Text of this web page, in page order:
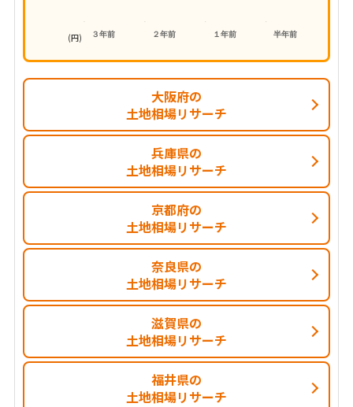
３年前 ２年前 １年前 半年前
(円)
大阪府の
土地相場リサーチ
兵庫県の
土地相場リサーチ
京都府の
土地相場リサーチ
奈良県の
土地相場リサーチ
滋賀県の
土地相場リサーチ
福井県の
土地相場リサーチ